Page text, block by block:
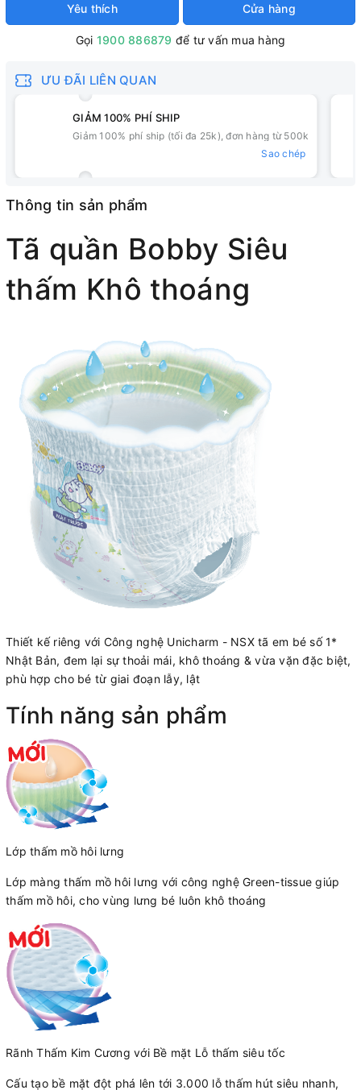
Yêu thích Cửa hàng
Gọi 1900 886879 để tư vấn mua hàng
ƯU ĐÃI LIÊN QUAN
GIẢM 100% PHÍ SHIP
Giảm 100% phí ship (tối đa 25k), đơn hàng từ 500k
Sao chép
Thông tin sản phẩm
Tã quần Bobby Siêu
thấm Khô thoáng
Thiết kế riêng với Công nghệ Unicharm - NSX tã em bé số 1*
Nhật Bản, đem lại sự thoải mái, khô thoáng & vừa vặn đặc biệt,
phù hợp cho bé từ giai đoạn lẫy, lật
Tính năng sản phẩm
Lớp thấm mồ hôi lưng
Lớp màng thấm mồ hôi lưng với công nghệ Green-tissue giúp
thấm mồ hôi, cho vùng lưng bé luôn khô thoáng
Rãnh Thấm Kim Cương với Bề mặt Lỗ thấm siêu tốc
Cấu tạo bề mặt đột phá lên tới 3.000 lỗ thấm hút siêu nhanh,